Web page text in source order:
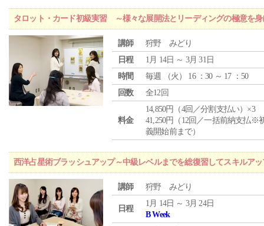
タロット・カード初級実習 ～様々な展開法とリーディングの極意を身
講師
狩野 みどり
日程
1月 14日 ～ 3月 31日
時間
毎週 （火 ） 16 ：30 ～ 17 ：50
回数
全12回
料金
14,850円（4回／分割支払い）×3
41,250円（12回／一括前納支払※
義開始前まで）
西洋占星術ブラッシュアップ～中級レベルまでを総復習してスキルア
講師 狩野 みどり
日程
1月 14日 ～ 3月 24日
B Week